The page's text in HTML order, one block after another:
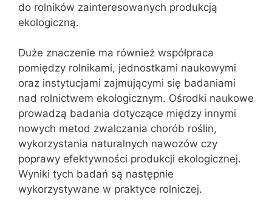
do rolników zainteresowanych produkcją
ekologiczną.
Duże znaczenie ma również współpraca
pomiędzy rolnikami, jednostkami naukowymi
oraz instytucjami zajmującymi się badaniami
nad rolnictwem ekologicznym. Ośrodki naukowe
prowadzą badania dotyczące między innymi
nowych metod zwalczania chorób roślin,
wykorzystania naturalnych nawozów czy
poprawy efektywności produkcji ekologicznej.
Wyniki tych badań są następnie
wykorzystywane w praktyce rolniczej.